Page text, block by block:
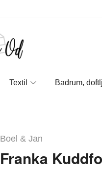
Textil Badrum,
Boel & Jan
Franka